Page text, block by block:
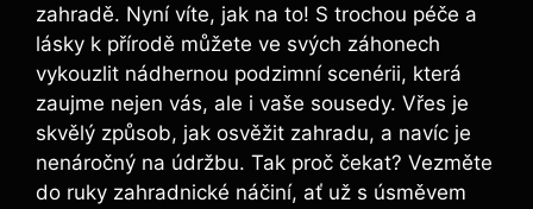
zahradě. Nyní víte, jak na to! S trochou péče a
lásky k přírodě můžete ve svých záhonech
vykouzlit nádhernou podzimní scenérii, která
zaujme nejen vás, ale i vaše sousedy. Vřes je
skvělý způsob, jak osvěžit zahradu, a navíc je
nenáročný na údržbu. Tak proč čekat? Vezměte
do ruky zahradnické náčiní, ať už s úsměvem